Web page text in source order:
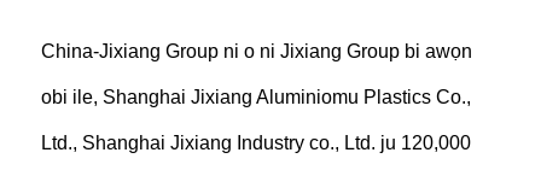
China-Jixiang Group ni o ni Jixiang Group bi awọn
obi ile, Shanghai Jixiang Aluminiomu Plastics Co.,
Ltd., Shanghai Jixiang Industry co., Ltd. ju 120,000